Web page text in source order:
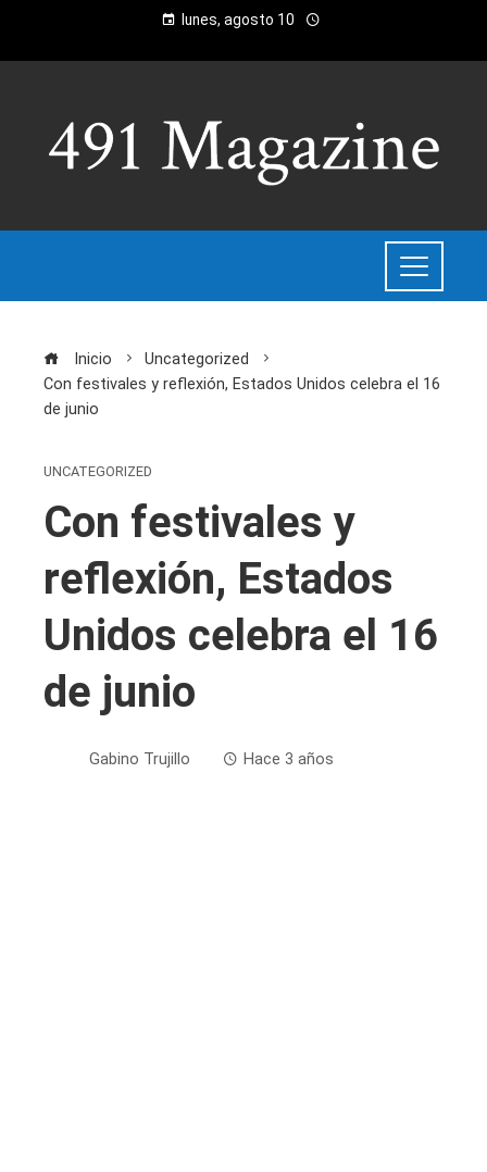
lunes, agosto 10
Inicio
Uncategorized
Con festivales y reflexión, Estados Unidos celebra el 16
de junio
UNCATEGORIZED
Con festivales y
reflexión, Estados
Unidos celebra el 16
de junio
Gabino Trujillo Hace 3 años